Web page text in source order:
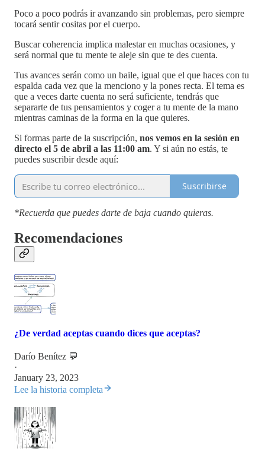
Poco a poco podrás ir avanzando sin problemas, pero siempre
tocará sentir cositas por el cuerpo.
Buscar coherencia implica malestar en muchas ocasiones, y
será normal que tu mente te aleje sin que te des cuenta.
Tus avances serán como un baile, igual que el que haces con tu
espalda cada vez que la menciono y la pones recta. El tema es
que a veces darte cuenta no será suficiente, tendrás que
separarte de tus pensamientos y coger a tu mente de la mano
mientras caminas de la forma en la que quieres.
Si formas parte de la suscripción, nos vemos en la sesión en
directo el 5 de abril a las 11:00 am. Y si aún no estás, te
puedes suscribir desde aquí:
Suscribirse
*Recuerda que puedes darte de baja cuando quieras.
Recomendaciones
¿De verdad aceptas cuando dices que aceptas?
Darío Benítez 💬
·
January 23, 2023
Lee la historia completa